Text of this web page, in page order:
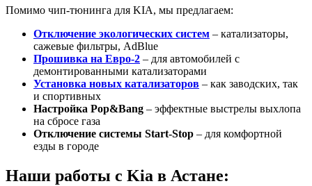
Помимо чип-тюнинга для KIA, мы предлагаем:
Отключение экологических систем – катализаторы,
сажевые фильтры, AdBlue
Прошивка на Евро-2 – для автомобилей с
демонтированными катализаторами
Установка новых катализаторов – как заводских, так
и спортивных
Настройка Pop&Bang – эффектные выстрелы выхлопа
на сбросе газа
Отключение системы Start-Stop – для комфортной
езды в городе
Наши работы с Kia в Астане: